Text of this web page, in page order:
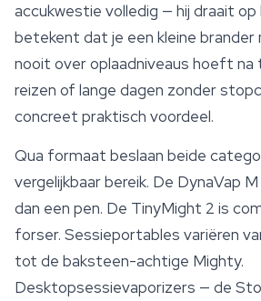
accukwestie volledig — hij draait
betekent dat je een kleine
nooit over oplaadniveaus hoeft na
reizen of lange dagen zonder
concreet praktisch voordeel.
Qua formaat beslaan beide
vergelijkbaar bereik. De DynaVap
dan een pen. De TinyMight 2 is
forser. Sessieportables variëren
tot de baksteen-achtige Mighty.
Desktopsessievaporizers — de